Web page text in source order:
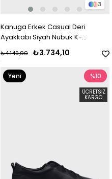
3
Kanuga Erkek Casual Deri
Ayakkabı Siyah Nubuk K-
₺3.734,10
₺4.149,00
%10
ÜCRETSIZ
KARGO
Yeni